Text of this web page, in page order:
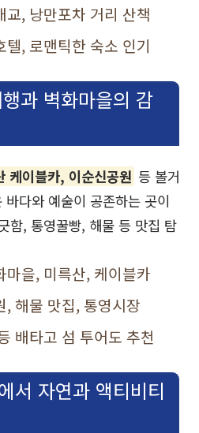
교, 낭만포차 거리 산책
텔, 로맨틱한 숙소 인기
과 벽화마을의 감
케이블카, 이순신공원 등 볼거
다와 예술이 공존하는 곳이
함, 통영꿀빵, 해물 등 맛집 탐
마을, 미륵산, 케이블카
, 해물 맛집, 통영시장
배타고 섬 투어도 추천
서 자연과 액티비티